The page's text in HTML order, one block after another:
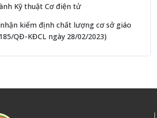
Kỹ thuật Cơ điện tử
kiểm định chất lượng cơ sở giáo
QĐ-KĐCL ngày 28/02/2023)